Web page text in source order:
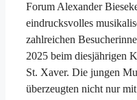
Forum Alexander
eindrucksvolles
zahlreichen
2025 beim diesjährigen
St. Xaver. Die jungen
überzeugten nicht nur